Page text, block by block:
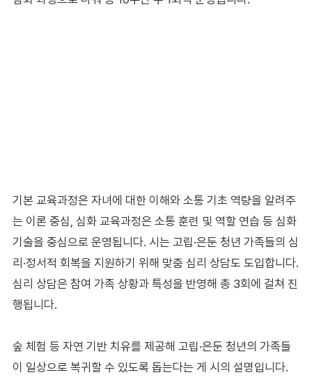
기본 교육과정은 자녀에 대한 이해와 소통 기초 역량을 알려주
는 이론 중심, 심화 교육과정은 소통 훈련 및 역할 연습 등 심화
기술을 중심으로 운영됩니다. 시는 고립·은둔 청년 가족들의 심
리·정서적 회복을 지원하기 위해 맞춤 심리 상담도 도입합니다.
심리 상담은 참여 가족 상황과 특성을 반영해 총 3회에 걸쳐 진
행됩니다.
숲 체험 등 자연 기반 치유를 제공해 고립·은둔 청년의 가족들
이 일상으로 복귀할 수 있도록 돕는다는 게 시의 설명입니다.